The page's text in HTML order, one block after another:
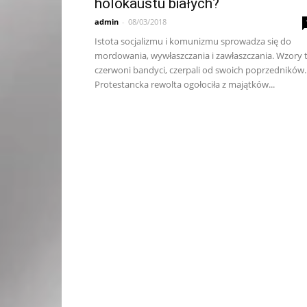
holokaustu białych?
admin - 08/03/2018
Istota socjalizmu i komunizmu sprowadza się do
mordowania, wywłaszczania i zawłaszczania. Wzory
czerwoni bandyci, czerpali od swoich poprzedników.
Protestancka rewolta ogołociła z majątków...